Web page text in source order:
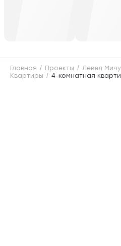
Главная Проекты
Левел
Квартиры
4-комнатная